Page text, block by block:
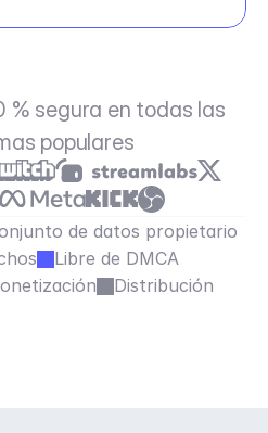
% segura en todas las
populares
de datos propietario
Libre de DMCA
Distribución